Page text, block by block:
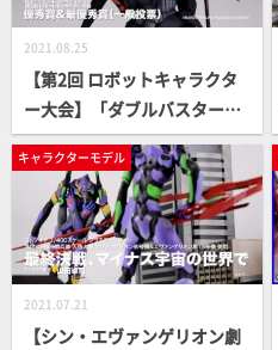
2021.08.25
【第2回 ロボットキャラクタ
ー大会】「ダブルバスターコ
レダー!!!」【月刊ホビージャ
パン10月号】
キャラクターモデル
2021.07.21
【シン・エヴァンゲリオン劇